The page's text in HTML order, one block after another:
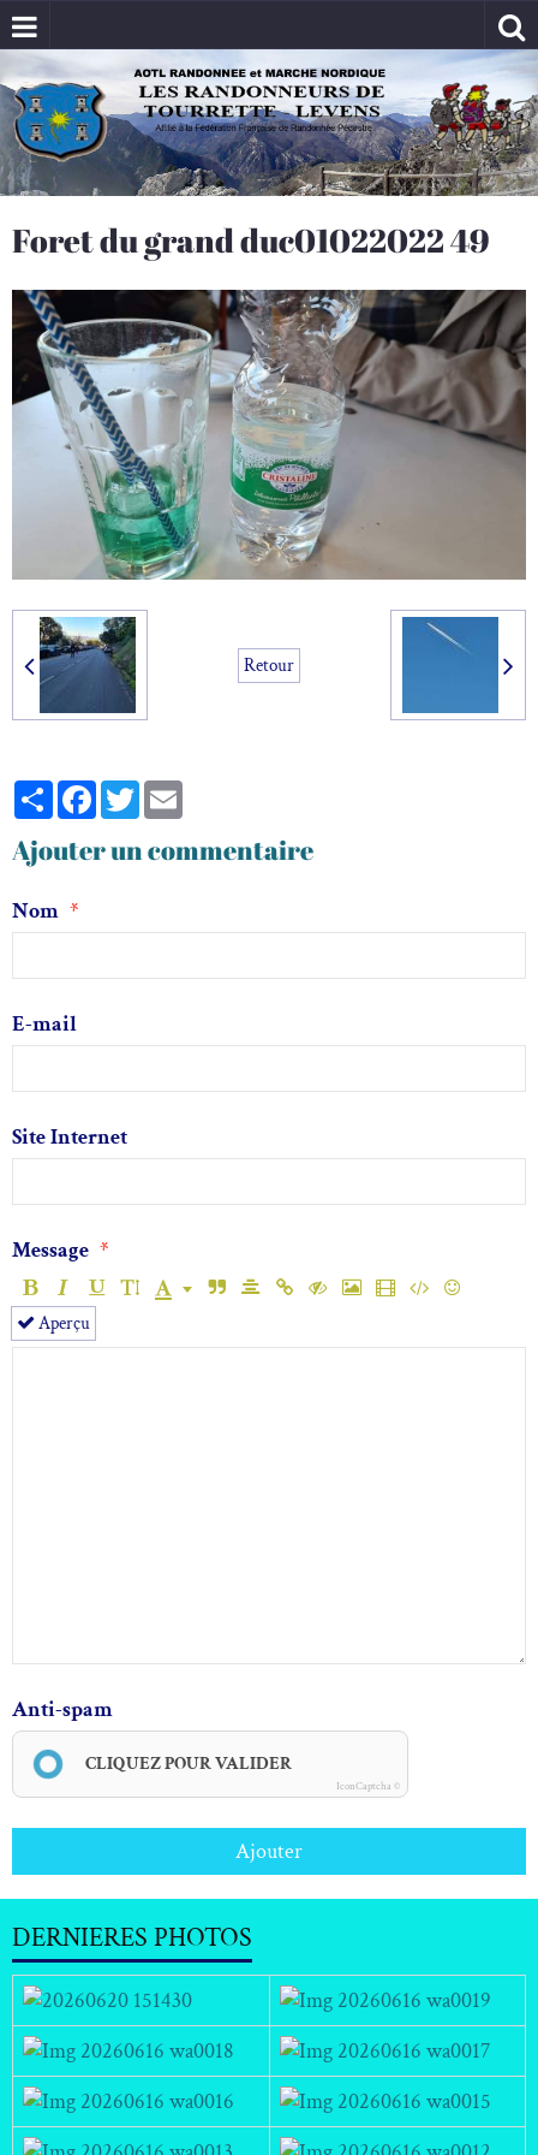
Foret du grand duc01022022 49
Retour
PartagerFacebook
Twitter
Ajouter un commentaire
Nom
E-mail
Site Internet
Message
Aperçu
Anti-spam
CLIQUEZ POUR VALIDER
IconCaptcha ©
Ajouter
DERNIERES PHOTOS